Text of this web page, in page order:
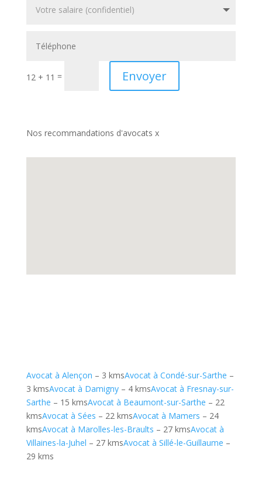
12 + 11 = Envoyer
Nos recommandations d'avocats x
Avocat à Alençon – 3 kmsAvocat à Condé-sur-Sarthe –
3 kmsAvocat à Damigny– 4 kmsAvocat à Fresnay-sur-
Sarthe – 15 kmsAvocat à Beaumont-sur-Sarthe – 22
kmsAvocat à Sées – 22 kmsAvocat à Mamers – 24
kmsAvocat à Marolles-les-Braults – 27 kmsAvocat à
Villaines-la-Juhel – 27 kmsAvocat à Sillé-le-Guillaume –
29 kms